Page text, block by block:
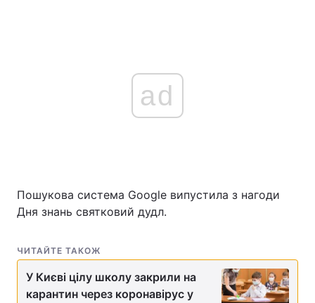
Головна Війна
Економіка Світ
Спорт Наука
ad
Пошукова система Google випустила з нагоди
Дня знань святковий дудл.
ЧИТАЙТЕ ТАКОЖ
У Києві цілу школу закрили на
карантин через коронавірус у